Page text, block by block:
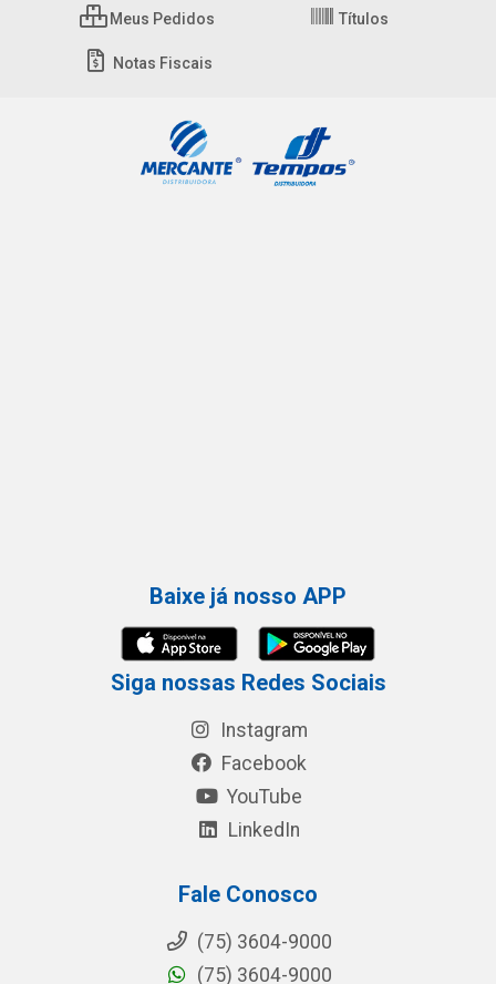
Meus Pedidos Títulos
Notas Fiscais
Baixe já nosso APP
Siga nossas Redes Sociais
Instagram
Facebook
YouTube
LinkedIn
Fale Conosco
(75) 3604-9000
(75) 3604-9000